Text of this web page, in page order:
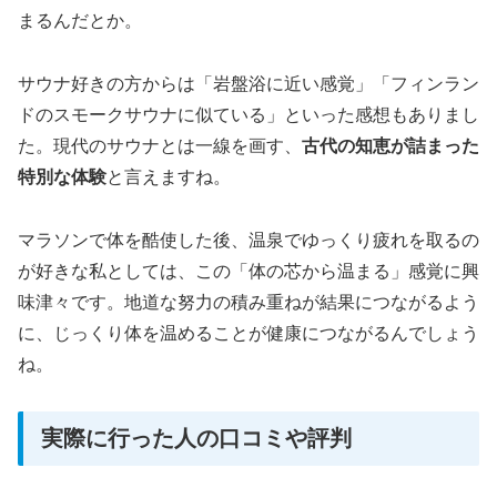
まるんだとか。
サウナ好きの方からは「岩盤浴に近い感覚」「フィンラン
ドのスモークサウナに似ている」といった感想もありまし
た。現代のサウナとは一線を画す、 古代の知恵が詰まった
特別な体験と言えますね。
マラソンで体を酷使した後、温泉でゆっくり疲れを取るの
が好きな私としては、この「体の芯から温まる」感覚に興
味津々です。地道な努力の積み重ねが結果につながるよう
に、じっくり体を温めることが健康につながるんでしょう
ね。
実際に行った人の口コミや評判